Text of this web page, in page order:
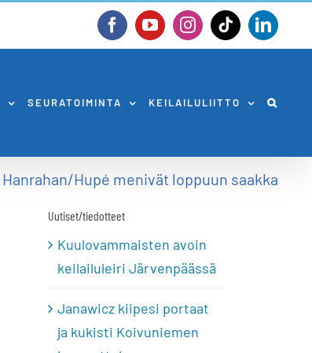
FacebookYouTubeInstagram
Tiktok
SEURATOIMINTA KEILAILULIITTO
Hanrahan/Hupé menivät loppuun saakka
Uutiset/tiedotteet
Kuulovammaisten avoin
keilailuleiri Järvenpäässä
Janawicz kiipesi portaat
ja kukisti Koivuniemen